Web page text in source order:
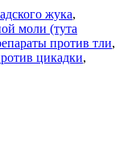
жука,
моли (тута
против тли,
цикадки,